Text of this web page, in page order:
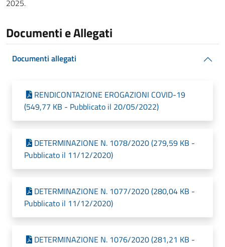
2025.
Documenti e Allegati
Documenti allegati
RENDICONTAZIONE EROGAZIONI COVID-19
(549,77 KB - Pubblicato il 20/05/2022)
DETERMINAZIONE N. 1078/2020 (279,59 KB -
Pubblicato il 11/12/2020)
DETERMINAZIONE N. 1077/2020 (280,04 KB -
Pubblicato il 11/12/2020)
DETERMINAZIONE N. 1076/2020 (281,21 KB -